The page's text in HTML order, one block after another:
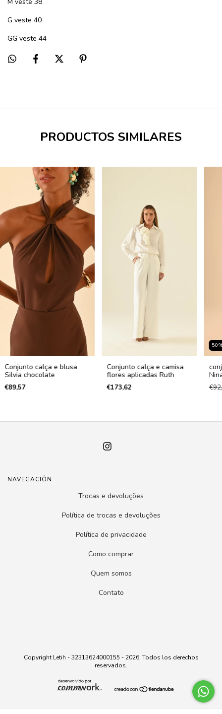
G veste 40
GG veste 44
PRODUCTOS SIMILARES
Conjunto calça e blusa
Silvia chocolate
€89,57
Conjunto calça e camisa
flores aplicadas Ruth
€173,62
50
NAVEGACIÓN
Trocas e devoluções
Política de trocas e devoluções
Política de privacidade
Como comprar
Quem somos
Contato
Copyright Letih - 32313624000155 - 2026. Todos los derechos
reservados.